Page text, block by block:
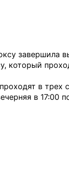
завершила
который
в трех
в 17:00